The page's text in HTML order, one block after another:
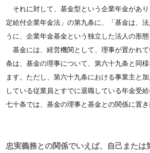
それに対して、基金型という企業年金があ
定給付企業年金法」の第九条に、「基金は、
うに、企業年金基金という独立した法人の形態
基金には、経営機関として、理事が置かれ
条は、基金の理事について、第六十九条と同
ます。ただし、第六十九条における事業主と
している従業員とすでに退職している年金受
七十条では、基金の理事と基金との関係に置き
忠実義務との関係でいえば、自己または